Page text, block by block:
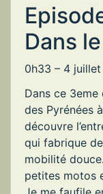
Dans
0h33 – 4
Dans ce
des Pyrénées
découvre
qui fabrique
mobilité
petites motos